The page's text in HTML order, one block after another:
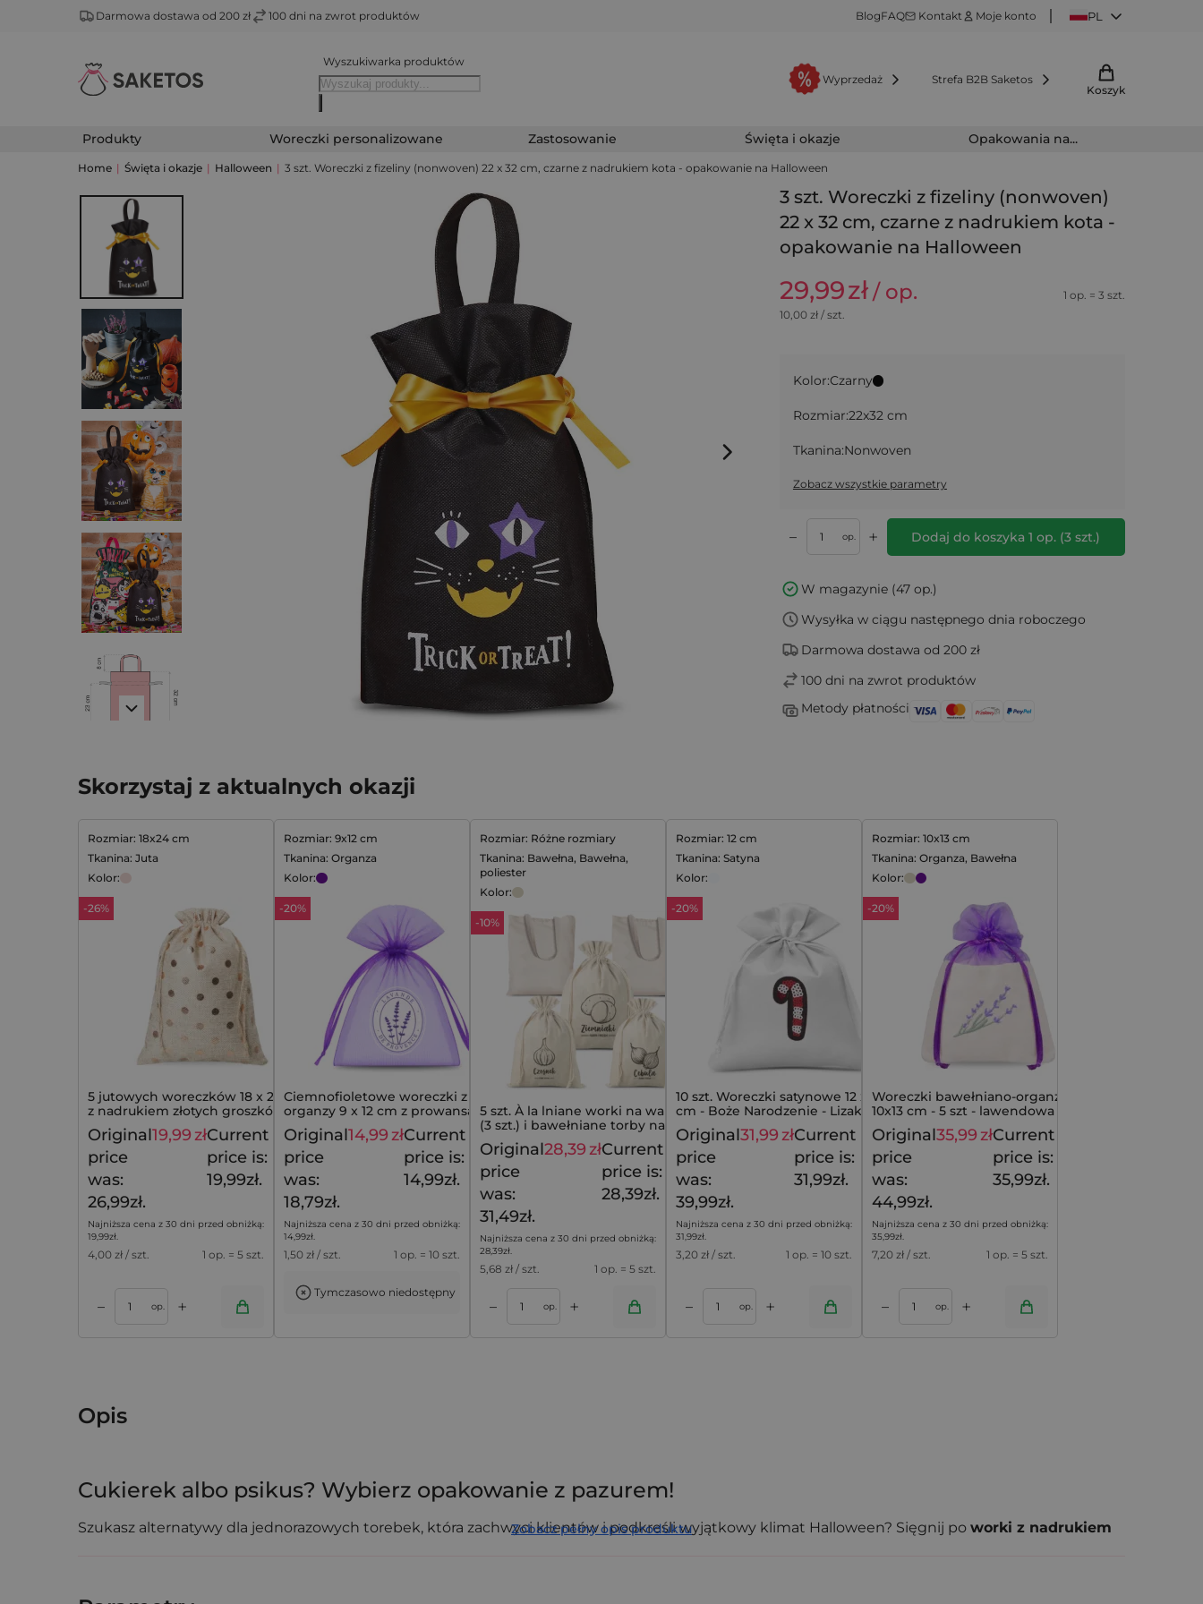
Darmowa dostawa od 200 zł 100 dni na zwrot produktów BlogFAQ Kontakt Moje konto PL
Wyszukiwarka produktów
Wyprzedaż
Strefa B2B Saketos
Koszyk
Produkty Woreczki personalizowane Zastosowanie Święta i okazje Opakowania na...
Home | Święta i okazje | Halloween | 3 szt. Woreczki z fizeliny (nonwoven) 22 x 32 cm, czarne z nadrukiem kota - opakowanie na Halloween
3 szt. Woreczki z fizeliny (nonwoven)
22 x 32 cm, czarne z nadrukiem kota -
opakowanie na Halloween
29,99zł/ op.
1 op. = 3 szt.
10,00zł / szt.
Kolor:Czarny
Rozmiar:22x32 cm
Tkanina:Nonwoven
Zobacz wszystkie parametry
– op. + Dodaj do koszyka1 op. (3 szt.)
W magazynie (47 op.)
Wysyłka w ciągu następnego dnia roboczego
Darmowa dostawa od 200 zł
100 dni na zwrot produktów
Metody płatności
Skorzystaj z aktualnych okazji
Rozmiar: 18x24 cm
Tkanina: Juta
Kolor:
-26%
5 jutowych woreczków 18 x 24 cm -
z nadrukiem złotych groszków i
dekoracyjnym kołnierzem
26,99 zł
Original
price
was:
26,99zł.
19,99złCurrent
price is:
19,99zł.
Najniższa cena z 30 dni przed obniżką:
19,99zł
4,00 zł / szt. 1 op. = 5 szt.
– op. +
Rozmiar: 9x12 cm
Tkanina: Organza
Kolor:
-20%
Ciemnofioletowe woreczki z
organzy 9 x 12 cm z prowansalskim
motywem lawendy - 10 szt.
18,79
Original
price
was:
18,79zł.
14,99złCurrent
price is:
14,99zł.
Najniższa cena z 30 dni przed obniżką:
14,99zł
1,50 zł / szt. 1 op. = 10 szt.
Tymczasowo niedostępny
Rozmiar: Różne rozmiary
Tkanina: Bawełna, Bawełna,
poliester
Kolor:
-10%
5 szt. À la lniane worki na warzywa
(3 szt.) i bawełniane torby na
zakupy (2 szt.)
31,49
Original
price
was:
31,49zł.
28,39złCurrent
price is:
28,39zł.
Najniższa cena z 30 dni przed obniżką:
28,39zł
5,68 zł / szt. 1 op. = 5 szt.
– op. +
Dodaj do koszyka
Rozmiar: 12 cm
Tkanina: Satyna
Kolor:
-20%
10 szt. Woreczki satynowe 12 x 15
cm - Boże Narodzenie - Lizak
39,99 zł
Original
price
was:
39,99zł.
31,99złCurrent
price is:
31,99zł.
Najniższa cena z 30 dni przed obniżką:
31,99zł
3,20 zł / szt. 1 op. = 10 szt.
– op. +
Rozmiar: 10x13 cm
Tkanina: Organza, Bawełna
Kolor:
-20%
Woreczki bawełniano-organzowe
10x13 cm - 5 szt - lawendowa
elegancja z haftem
Original
price
was:
44,99zł.
35,99złCurrent
price is:
35,99zł.
Najniższa cena z 30 dni przed obniżką:
35,99zł
7,20 zł / szt. 1 op. = 5 szt.
– op. +
Dodaj do koszyka
Opis
Cukierek albo psikus? Wybierz opakowanie z pazurem!
Szukasz alternatywy dla jednorazowych torebek, która zachwyci klientów i podkreśli wyjątkowy klimat Halloween? Sięgnij po worki z nadrukiem
Trwałość, na której możesz polegać
Zobacz pełny opis produktu